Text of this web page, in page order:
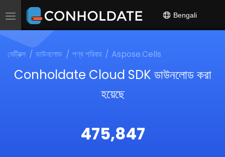
Toggle
Bengali
মেট্রিক্স ডাউনলোড পণ্য পরিবার Aspose.Cells
Conholdate Cloud SDK ডাউনলোড করা
হয়েছে
475,847